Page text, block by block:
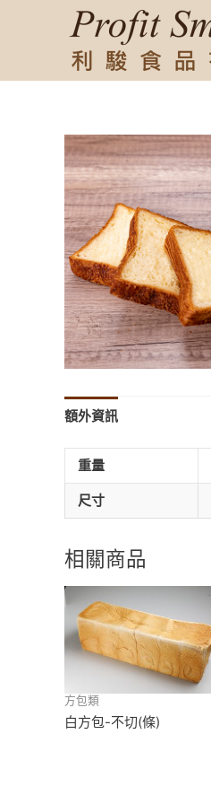
額外資訊
重量
尺寸
相關商品
方包類
白方包-不切(條)